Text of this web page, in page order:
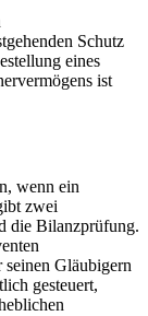
Schutz
eines
ist
wenn ein
zwei
die Bilanzprüfung.
Gläubigern
gesteuert,